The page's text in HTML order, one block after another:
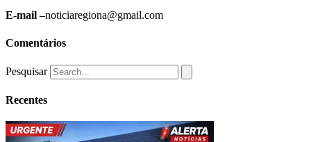
E-mail –noticiaregiona@gmail.com
Comentários
Pesquisar
Recentes